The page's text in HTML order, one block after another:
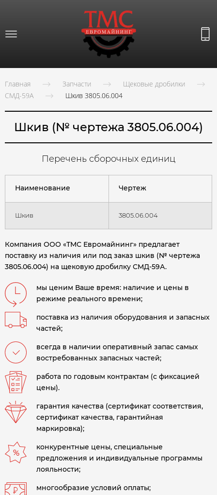
Главная Запчасти
Щековые дробилки
СМД-59А
Шкив 3805.06.004
Шкив (№ чертежа 3805.06.004)
Перечень сборочных единиц
Наименование Чертеж
Шкив 3805.06.004
Компания ООО «ТМС Евромайнинг» предлагает
поставку из наличия или под заказ шкив (№ чертежа
3805.06.004) на щековую дробилку СМД-59А.
мы ценим Ваше время: наличие и цены в
режиме реального времени;
поставка из наличия оборудования и запасных
частей;
всегда в наличии оперативный запас самых
востребованных запасных частей;
работа по годовым контрактам (с фиксацией
цены).
гарантия качества (сертификат соответствия,
сертификат качества, гарантийная
маркировка);
конкурентные цены, специальные
предложения и индивидуальные программы
лояльности;
многообразие условий оплаты;